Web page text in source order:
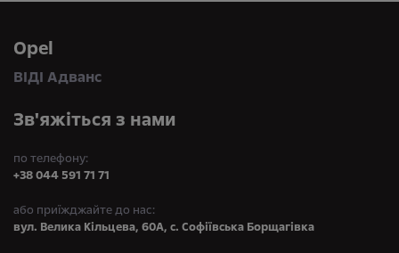
Opel
ВІДІ Адванс
Зв'яжіться з нами
по телефону:
+38 044 591 71 71
або приїжджайте до нас:
вул. Велика Кільцева, 60А, с. Софіївська Борщагівка